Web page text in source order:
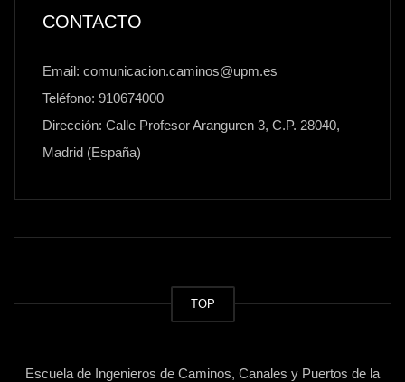
CONTACTO
Email: comunicacion.caminos@upm.es
Teléfono: 910674000
Dirección: Calle Profesor Aranguren 3, C.P. 28040,
Madrid (España)
TOP
Escuela de Ingenieros de Caminos, Canales y Puertos de la